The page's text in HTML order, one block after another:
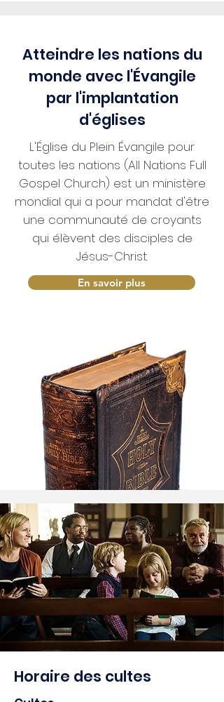
Atteindre les nations du
monde avec l'Évangile
par l'implantation
d'églises
L'Église du Plein Évangile pour
toutes les nations (All Nations Full
Gospel Church) est un ministère
mondial qui a pour mandat d'être
une communauté de croyants
qui élèvent des disciples de
Jésus-Christ.
En savoir plus
Horaire des cultes